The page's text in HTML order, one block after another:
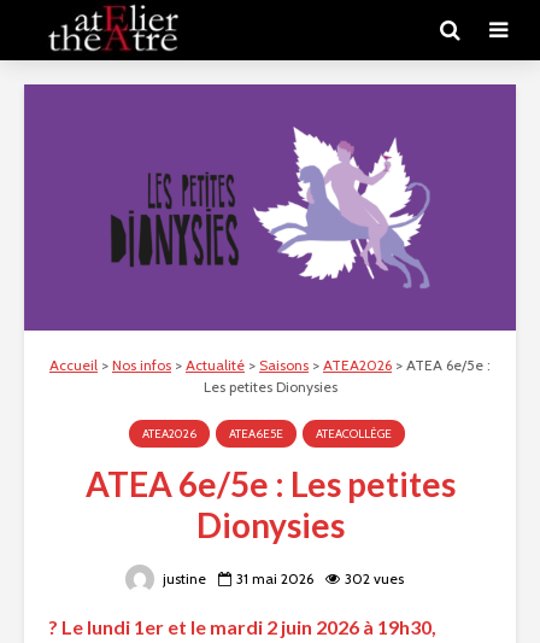
Accueil > Nos infos > Actualité > Saisons > ATEA2026 > ATEA 6e/5e :
Les petites Dionysies
ATEA2026 ATEA6E5E ATEACOLLÈGE
ATEA 6e/5e : Les petites
Dionysies
justine 31 mai 2026 302 vues
? Le lundi 1er et le mardi 2 juin 2026 à 19h30,